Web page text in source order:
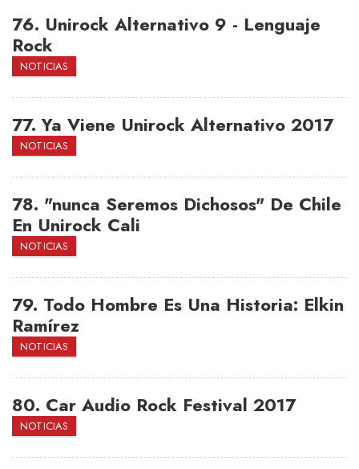
76. Unirock Alternativo 9 - Lenguaje
Rock
NOTICIAS
77.Ya Viene Unirock Alternativo 2017
NOTICIAS
78. "nunca Seremos Dichosos" De Chile
En Unirock Cali
NOTICIAS
79. Todo Hombre Es Una Historia: Elkin
Ramírez
NOTICIAS
80. Car Audio Rock Festival 2017
NOTICIAS